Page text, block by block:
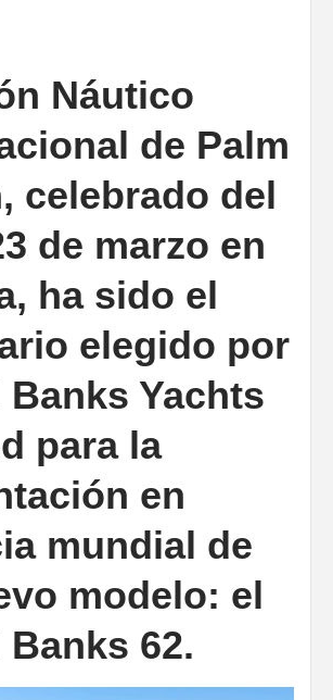
Náutico
de Palm
celebrado del
de marzo en
ha sido el
elegido por
Banks Yachts
para la
en
mundial de
modelo: el
Banks 62.